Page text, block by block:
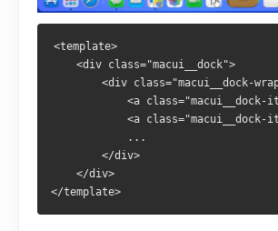
<template>
    <div class="macui__dock">
<div class="macui__dock-
<a class="macui__dock-
<a class="macui__dock-
            ...
        </div>
    </div>